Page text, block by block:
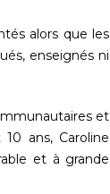
alors que les
enseignés ni
et
ans, Caroline
et à grande